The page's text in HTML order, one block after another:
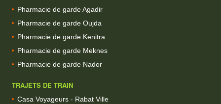
Pharmacie de garde Agadir
Pharmacie de garde Oujda
Pharmacie de garde Kenitra
Pharmacie de garde Meknes
Pharmacie de garde Nador
TRAJETS DE TRAIN
Casa Voyageurs - Rabat Ville